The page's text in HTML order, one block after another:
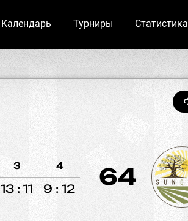
Календарь Турниры Статистика
3
13 : 11
4
9 : 12 64